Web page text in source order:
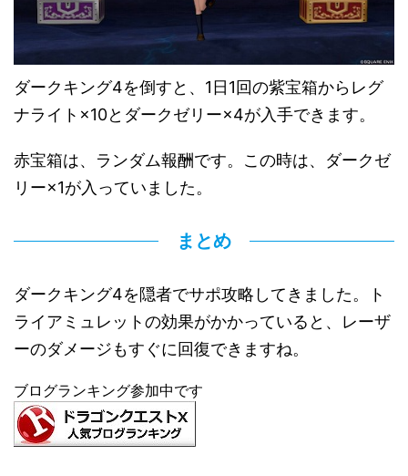
ダークキング4を倒すと、1日1回の紫宝箱からレグ
ナライト×10とダークゼリー×4が入手できます。
赤宝箱は、ランダム報酬です。この時は、ダークゼ
リー×1が入っていました。
まとめ
ダークキング4を隠者でサポ攻略してきました。ト
ライアミュレットの効果がかかっていると、レーザ
ーのダメージもすぐに回復できますね。
ブログランキング参加中です